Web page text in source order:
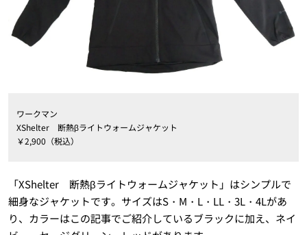
ワークマン
XShelter 断熱βライトウォームジャケット
￥2,900（税込）
「XShelter 断熱βライトウォームジャケット」はシンプルで
細身なジャケットです。サイズはS・M・L・LL・3L・4Lがあ
り、カラーはこの記事でご紹介しているブラックに加え、ネイ